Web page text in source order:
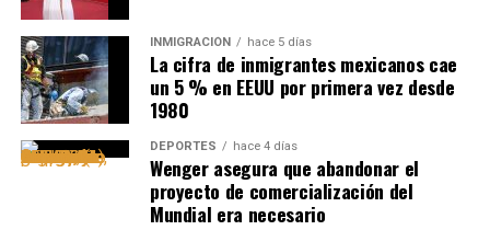
INMIGRACIÓN hace 5 días
La cifra de inmigrantes mexicanos cae
un 5 % en EEUU por primera vez desde
1980
DEPORTES hace 4 días
Wenger asegura que abandonar el
proyecto de comercialización del
Mundial era necesario